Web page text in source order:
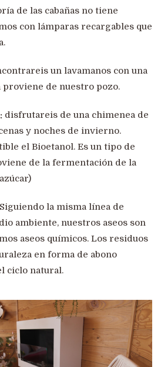
de las cabañas no tiene
con lámparas recargables que
un lavamanos con una
proviene de nuestro pozo.
disfrutareis de una chimenea de
y noches de invierno.
el Bioetanol. Es un tipo de
de la fermentación de la
Siguiendo la misma línea de
ambiente, nuestros aseos son
aseos químicos. Los residuos
en forma de abono
ciclo natural.